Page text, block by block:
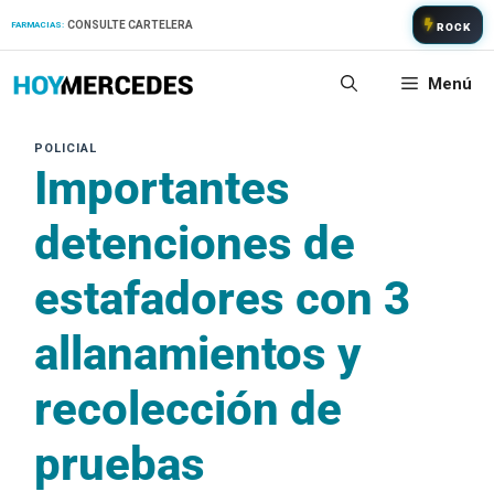
FARMACIAS: CONSULTE CARTELERA ROCK
Menú
Importantes
detenciones de
estafadores con 3
allanamientos y
recolección de
pruebas